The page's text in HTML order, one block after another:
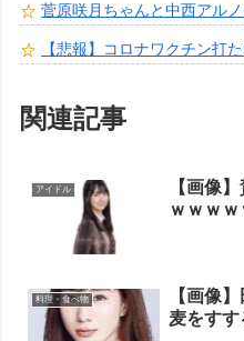
菅原咲月ちゃんと中西アルノ
【悲報】コロナワクチン打
関連記事
アイドル
【画像
ｗｗｗ
料理・食べ物
【画像
麦をすす